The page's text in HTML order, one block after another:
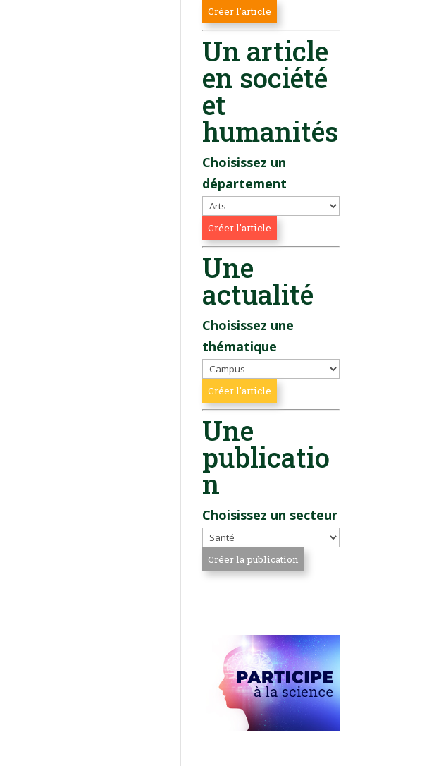
Un article
en société
et
humanités
Choisissez un
département
Une
actualité
Choisissez une
thématique
Une
publicatio
n
Choisissez un secteur